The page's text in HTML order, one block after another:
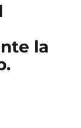
la